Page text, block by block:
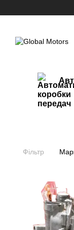
Фільтр